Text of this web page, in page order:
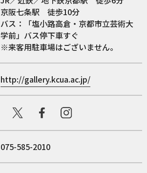
京阪七条駅 徒歩10分
バス：「塩小路高倉・京都市立芸術大
学前」バス停下車すぐ
※来客用駐車場はございません。
http://gallery.kcua.ac.jp/
075-585-2010